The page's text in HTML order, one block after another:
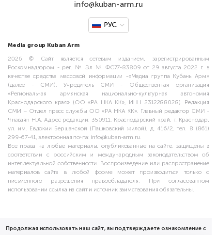
info@kuban-arm.ru
РУС
Media group Kuban Arm
2026 © Сайт является сетевым изданием, зарегистрированным
Роскомнадзором - рег. № Эл № ФС77-83809 от 29 августа 2022 г. в
качестве средства массовой информации -«Медиа группа Кубань Арм»
(далее - СМИ). Учредитель СМИ - Общественная организация
«Региональная армянская национально-культурная автономия
Краснодарского края» (ОО «РА НКА КК», ИНН 2312288028). Редакция
СМИ – Отдел пресс службы ОО «РА НКА КК». Главный редактор СМИ -
Чнаваян Н.А. Адрес редакции: 350911, Краснодарский край, г. Краснодар,
ул. им. Евдокии Бершанской (Пашковский жилой), д. 416/2, тел. 8 (861)
299-67-41, электронная почта: info@kuban-arm.ru.
Все права на любые материалы, опубликованные на сайте, защищены в
соответствии с российским и международным законодательством об
интеллектуальной собственности. Воспроизведение или распространение
материалов сайта в любой форме может производиться только с
письменного разрешения правообладателя. При согласованном
использовании ссылка на сайт и источник заимствования обязательны.
Продолжая использовать наш сайт, вы подтверждаете ознакомление с